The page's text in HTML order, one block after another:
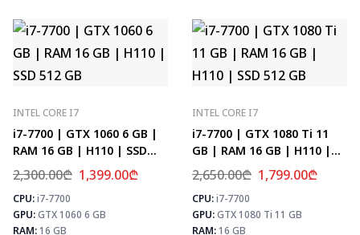
INTEL CORE I7
i7-7700 | GTX 1060 6 GB |
RAM 16 GB | H110 | SSD
512 GB
2,300.00₾ 1,399.00₾
CPU:i7-7700
GPU:GTX 1060 6 GB
RAM:16 GB
⚡ MAX FPS
CS2
133
PUBG
78
INTEL CORE I7
i7-7700 | GTX 1080 Ti 11
GB | RAM 16 GB | H110 |
SSD 512 GB
2,650.00₾ 1,799.00₾
CPU:i7-7700
GPU:GTX 1080 Ti 11 GB
RAM:16 GB